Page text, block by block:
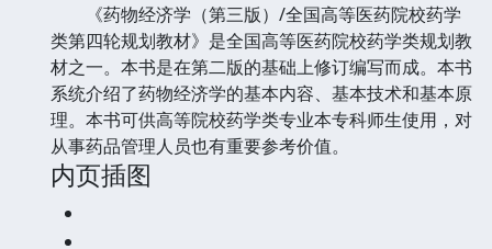
《药物经济学（第三版）/全国高等医药院校药学
类第四轮规划教材》是全国高等医药院校药学类规划教
材之一。本书是在第二版的基础上修订编写而成。本书
系统介绍了药物经济学的基本内容、基本技术和基本原
理。本书可供高等院校药学类专业本专科师生使用，对
从事药品管理人员也有重要参考价值。
内页插图